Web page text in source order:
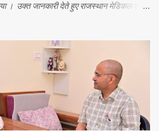
। उक्त जानकारी देते हुए राजस्थान मेडिकल एवं
समय से दवा उद्योग मे दवा प्रतिनिधियों के लिये समान
केंद्र सरकार के समक्ष लंबित है जिस पर कोई
की गई जिसका दुष्प्रभाव दवा प्रयिनिधियों पर पड़
है कि अविलंब त्रिपक्षीय समिति की मीटिंग
एवं वैधानिक सेवा शर्ते लागू की जाये । राजस्थान
संहिताओं के...